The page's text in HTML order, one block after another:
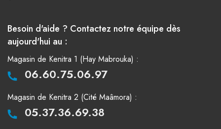
Besoin d'aide ? Contactez notre équipe dès
aujourd'hui au :
Magasin de Kenitra 1 (Hay Mabrouka) :
06.60.75.06.97
Magasin de Kenitra 2 (Cité Maâmora) :
05.37.36.69.38